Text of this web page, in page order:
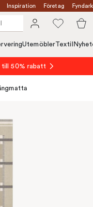
Inspiration Företag
UtemöblerTextil
till 50% rabatt